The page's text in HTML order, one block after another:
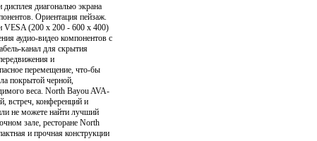
диагональю экрана
Ориентация пейзаж.
VESA (200 х 200 - 600 х 400)
аудио-видео компонентов c
канал для скрытия
и
перемещение, что-бы
покрытой черной,
веса. North Bayou AVA-
встреч, конференций и
не можете найти лучший
зале, ресторане North
и прочная конструкции